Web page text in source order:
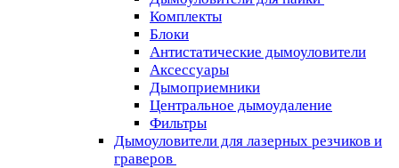
Комплекты
Блоки
Антистатические дымоуловители
Аксессуары
Дымоприемники
Центральное дымоудаление
Фильтры
Дымоуловители для лазерных резчиков и
граверов